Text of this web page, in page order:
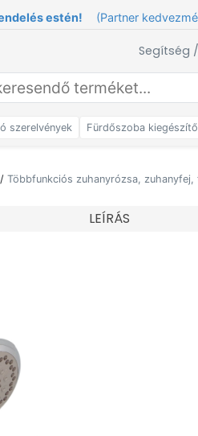
estén! (Partner
Segítség
szerelvények Fürdőszoba
/ Többfunkciós zuhanyrózsa,
LEÍRÁS